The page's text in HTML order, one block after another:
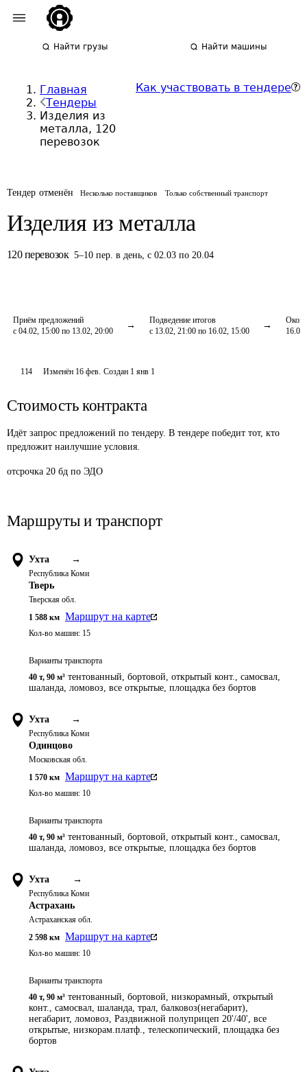
Найти грузы Найти машины
Главная
Тендеры
Изделия из
металла, 120
перевозок
Как участвовать в тендере
Тендер отменён Несколько поставщиков Только собственный транспорт
Изделия из металла
120 перевозок 5–10 пер. в день,с 02.03 по 20.04
Приём предложений
с 04.02, 15:00 по 13.02, 20:00
Подведение итогов
с 13.02, 21:00 по 16.02, 15:00
114 Изменён 16 фев. Создан 1 янв 1
Стоимость контракта
Идёт запрос предложений по тендеру. В тендере победит тот, кто
предложит наилучшие условия.
отсрочка 20 бд по ЭДО
Маршруты и транспорт
Ухта →
Республика Коми
Тверь
Тверская обл.
1 588 км Маршрут на карте
Кол-во машин: 15
Варианты транспорта
40 т, 90 м³ тентованный, бортовой, открытый конт., самосвал,
шаланда, ломовоз, все открытые, площадка без бортов
Ухта →
Республика Коми
Одинцово
Московская обл.
1 570 км Маршрут на карте
Кол-во машин: 10
Варианты транспорта
40 т, 90 м³ тентованный, бортовой, открытый конт., самосвал,
шаланда, ломовоз, все открытые, площадка без бортов
Ухта →
Республика Коми
Астрахань
Астраханская обл.
2 598 км Маршрут на карте
Кол-во машин: 10
Варианты транспорта
40 т, 90 м³ тентованный, бортовой, низкорамный, открытый
конт., самосвал, шаланда, трал, балковоз(негабарит),
негабарит, ломовоз, Раздвижной полуприцеп 20'/40', все
открытые, низкорам.платф., телескопический, площадка без
бортов